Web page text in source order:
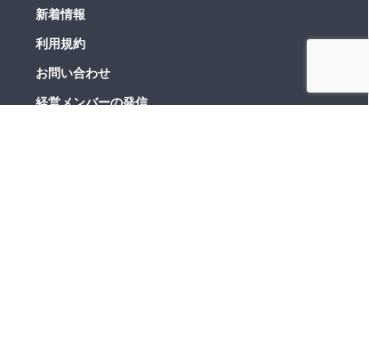
新着情報
利用規約
お問い合わせ
経営メンバーの発信